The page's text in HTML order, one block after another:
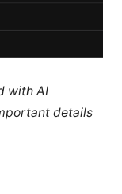
with AI
details